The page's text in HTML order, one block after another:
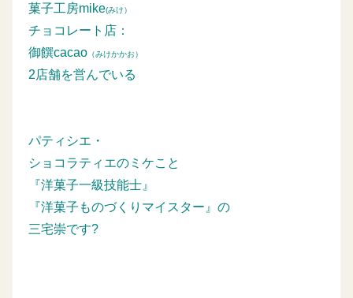
菓子工房mike(みけ）
チョコレート店：
御饌cacao （みけかかお）
2店舗を営んでいる
パティシエ・
ショコラティエのミケこと
『洋菓子一級技能士』
『洋菓子ものづくりマイスター』の
三宅崇です?